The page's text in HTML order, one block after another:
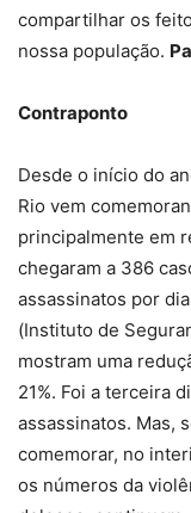
compartilhar os
nossa população.
Contraponto
Desde o início do
Rio vem
principalmente em
chegaram a 386
assassinatos por
(Instituto de
mostram uma
21%. Foi a terceira
assassinatos. Mas,
comemorar, no
os números da